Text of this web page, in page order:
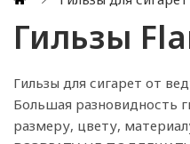
Гильзы
Гильзы для сигарет от
Большая разновидность
размеру, цвету,